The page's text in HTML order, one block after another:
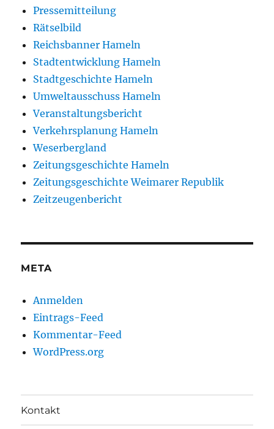
Pressemitteilung
Rätselbild
Reichsbanner Hameln
Stadtentwicklung Hameln
Stadtgeschichte Hameln
Umweltausschuss Hameln
Veranstaltungsbericht
Verkehrsplanung Hameln
Weserbergland
Zeitungsgeschichte Hameln
Zeitungsgeschichte Weimarer Republik
Zeitzeugenbericht
META
Anmelden
Eintrags-Feed
Kommentar-Feed
WordPress.org
Kontakt